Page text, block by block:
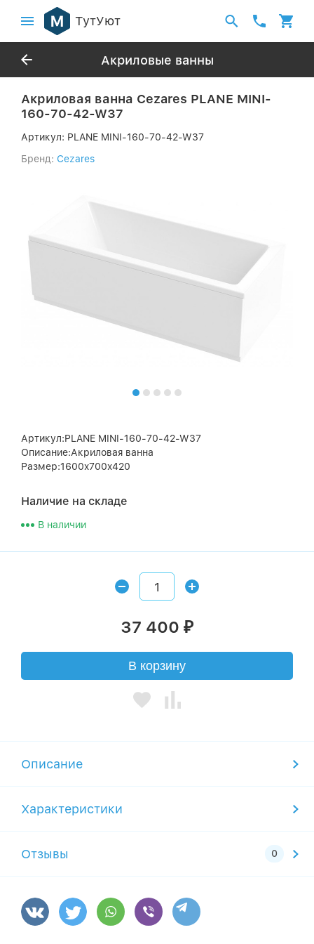
ТутУют
Акриловые ванны
Акриловая ванна Cezares PLANE MINI-
160-70-42-W37
Артикул: PLANE MINI-160-70-42-W37
Бренд: Cezares
Артикул:PLANE MINI-160-70-42-W37
Описание:Акриловая ванна
Размер:1600x700x420
Наличие на складе
В наличии
37 400 ₽
В корзину
Описание
Характеристики
Отзывы